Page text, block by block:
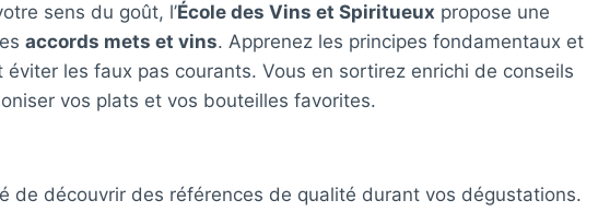
sens du goût, l’École des Vins et Spiritueux propose une
accords mets et vins. Apprenez les principes fondamentaux et
éviter les faux pas courants. Vous en sortirez enrichi de conseils
vos plats et vos bouteilles favorites.
de découvrir des références de qualité durant vos dégustations.